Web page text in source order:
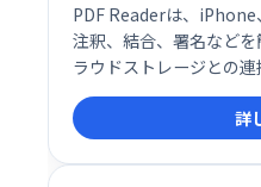
PDF Readerは、iPhone
注釈、結合、署名など
ラウドストレージとの
共有やバックアップも
幅に向上させ、PDF作業
す。
詳